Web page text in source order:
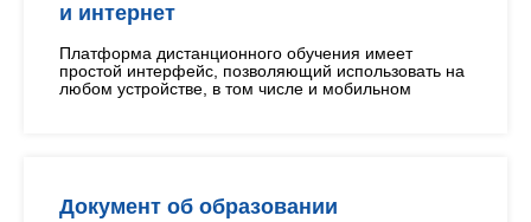
и интернет
Платформа дистанционного обучения имеет
простой интерфейс, позволяющий использовать на
любом устройстве, в том числе и мобильном
Документ об образовании